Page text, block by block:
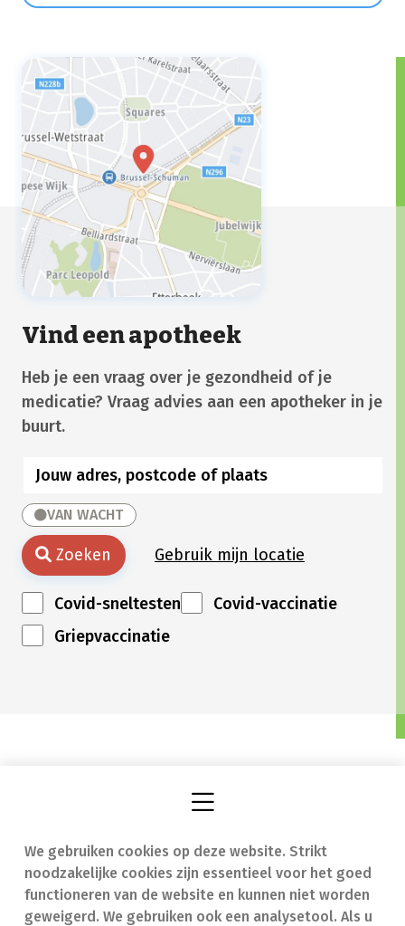
We gebruiken cookies op deze website. Strikt
noodzakelijke cookies zijn essentieel voor het goed
functioneren van de website en kunnen niet worden
geweigerd. We gebruiken ook een analysetool. Als u
Vind een apotheek
Heb je een vraag over je gezondheid of je
medicatie? Vraag advies aan een apotheker in je
buurt.
VAN WACHT
Zoeken Gebruik mijn locatie
Covid-sneltesten
Covid-vaccinatie
Griepvaccinatie
Vind een apotheek
Onze expertise
In geval van nood
Contact